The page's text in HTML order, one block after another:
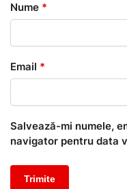
Nume *
Email *
Salvează-mi numele,
navigator pentru data